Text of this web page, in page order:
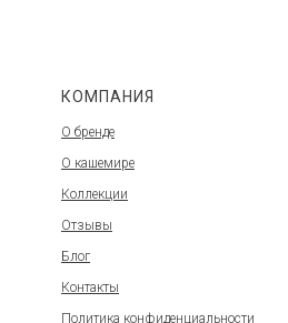
КОМПАНИЯ
О бренде
О кашемире
Коллекции
Отзывы
Блог
Контакты
Политика конфиденциальности